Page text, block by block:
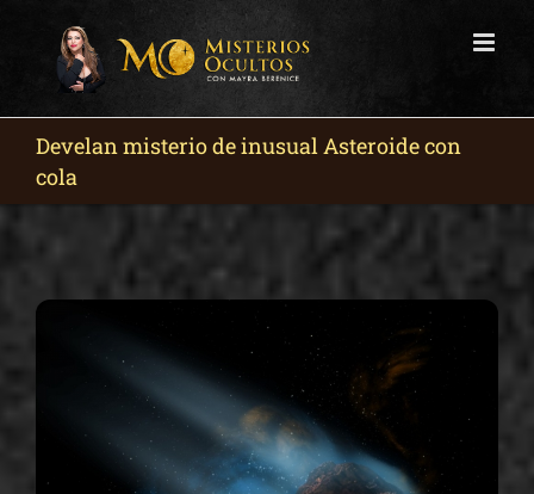
Develan misterio de inusual Asteroide con
cola